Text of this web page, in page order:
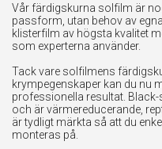
Vår färdigskurna solfilm är
passform, utan behov av
klisterfilm av högsta kvalitet
som experterna använder.
Tack vare solfilmens
krympegenskaper kan du nu
professionella resultat.
och är värmereducerande,
är tydligt märkta så att du
monteras på.